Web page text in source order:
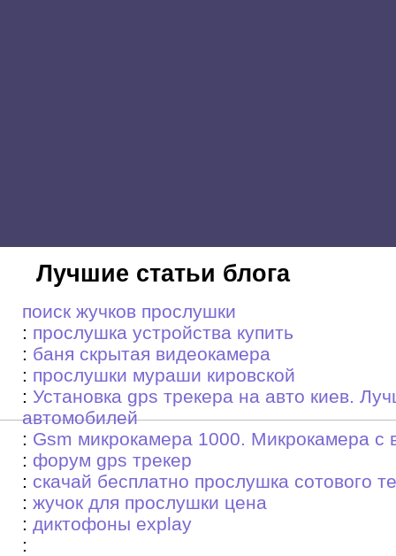
Лучшие статьи блога
поиск жучков прослушки
: прослушка устройства купить
: баня скрытая видеокамера
: прослушки мураши кировской
: Установка gps трекера на авто киев.
автомобилей
: Gsm микрокамера 1000. Микрокамера с
: форум gps трекер
: скачай бесплатно прослушка сотового
: жучок для прослушки цена
: диктофоны explay
: